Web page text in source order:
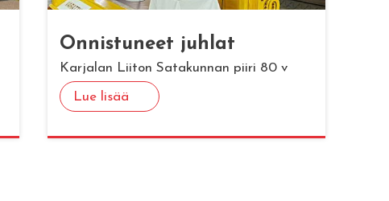
On­nis­tu­neet juh­lat
Karjalan Liiton Satakunnan piiri 80 v
Lue lisää